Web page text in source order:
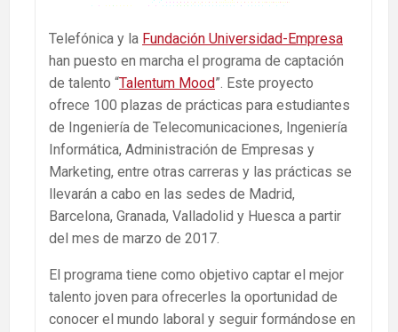
Telefónica y la Fundación Universidad-Empresa
han puesto en marcha el programa de captación
de talento “Talentum Mood”. Este proyecto
ofrece 100 plazas de prácticas para estudiantes
de Ingeniería de Telecomunicaciones, Ingeniería
Informática, Administración de Empresas y
Marketing, entre otras carreras y las prácticas se
llevarán a cabo en las sedes de Madrid,
Barcelona, Granada, Valladolid y Huesca a partir
del mes de marzo de 2017.
El programa tiene como objetivo captar el mejor
talento joven para ofrecerles la oportunidad de
conocer el mundo laboral y seguir formándose en